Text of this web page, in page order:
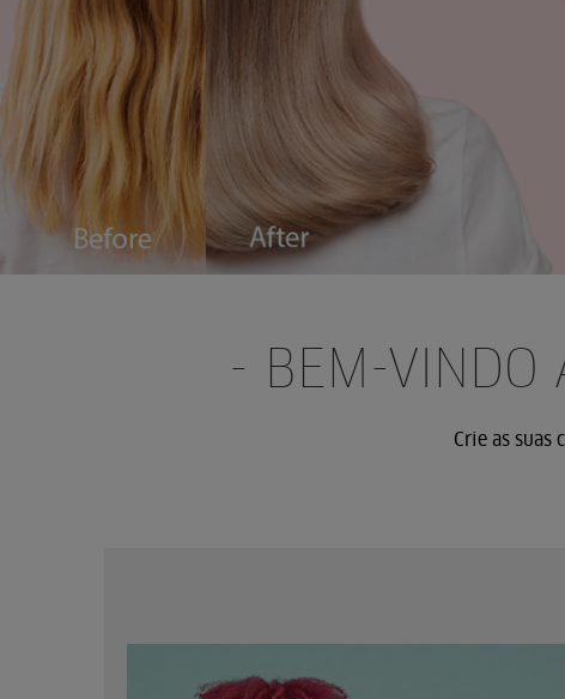
- BEM-VINDO
Crie as suas